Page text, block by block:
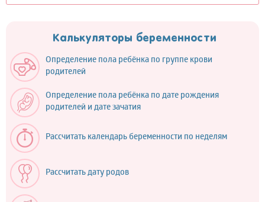
Калькуляторы беременности
Определение пола ребёнка по группе крови
родителей
Определение пола ребёнка по дате рождения
родителей и дате зачатия
Рассчитать календарь беременности по неделям
Рассчитать дату родов